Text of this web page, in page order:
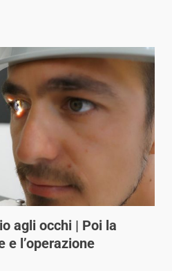
agli occhi | Poi la
l’operazione